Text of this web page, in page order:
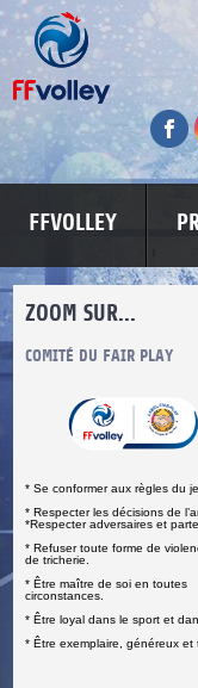
FFVOLLEY
ZOOM SUR...
COMITÉ DU FAIR PLAY
* Se conformer aux règles du
* Respecter les décisions de
*Respecter adversaires et
* Refuser toute forme de
de tricherie.
* Être maître de soi en toutes
circonstances.
* Être loyal dans le sport et
* Être exemplaire, généreux et